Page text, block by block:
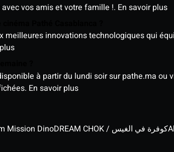
vos amis et votre famille !. En savoir plus
innovations technologiques qui
à partir du lundi soir sur pathe.ma
En savoir plus
Mission Dino DREAM CHOK / كوفرة في الغيس